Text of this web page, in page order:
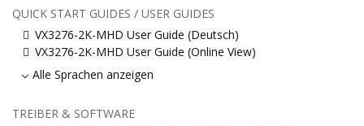
QUICK START GUIDES / USER GUIDES
VX3276-2K-MHD User Guide (Deutsch)
VX3276-2K-MHD User Guide (Online View)
Alle Sprachen anzeigen
TREIBER & SOFTWARE